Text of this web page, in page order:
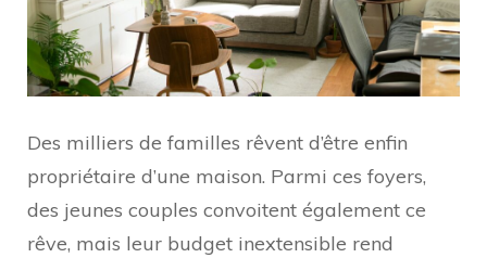
Des milliers de familles rêvent d’être enfin
propriétaire d’une maison. Parmi ces foyers,
des jeunes couples convoitent également ce
rêve, mais leur budget inextensible rend